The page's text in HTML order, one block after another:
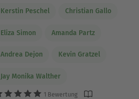
Kerstin Peschel Christian Gallo
Eliza Simon Amanda Partz
Andrea Dejon Kevin Gratzel
Jay Monika Walther
1 Bewertung